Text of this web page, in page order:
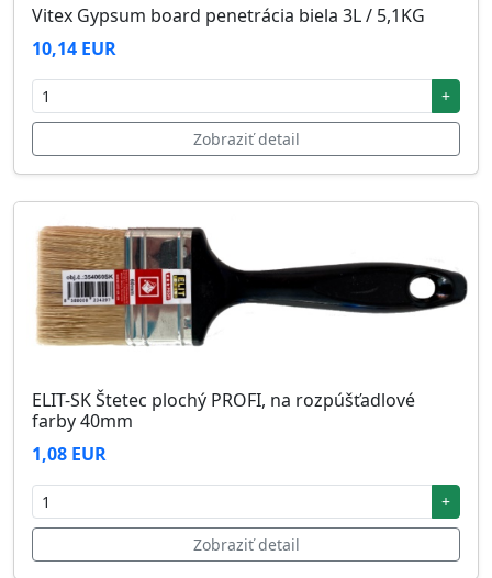
Vitex Gypsum board penetrácia biela 3L / 5,1KG
10,14 EUR
+
Zobraziť detail
ELIT-SK Štetec plochý PROFI, na rozpúšťadlové
farby 40mm
1,08 EUR
+
Zobraziť detail